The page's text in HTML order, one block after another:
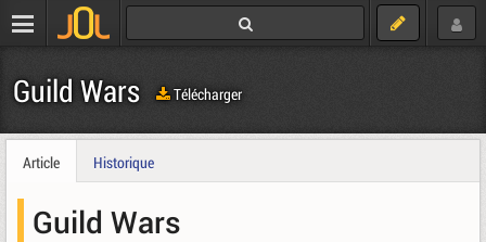
Guild Wars Télécharger
Article Historique
Guild Wars